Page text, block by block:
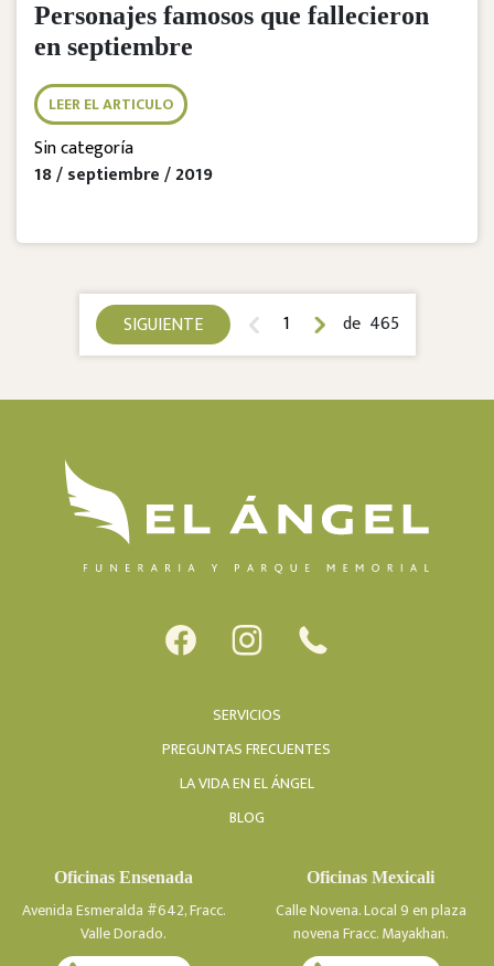
Personajes famosos que fallecieron
en septiembre
LEER EL ARTICULO
Sin categoría
18 / septiembre / 2019
SIGUIENTE 1 de 465
SERVICIOS
PREGUNTAS FRECUENTES
LA VIDA EN EL ÁNGEL
BLOG
Oficinas Ensenada
Avenida Esmeralda #642, Fracc.
Valle Dorado.
Oficinas Mexicali
Calle Novena. Local 9 en plaza
novena Fracc. Mayakhan.